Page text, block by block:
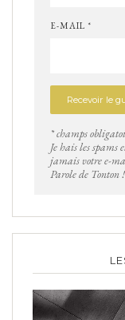
E-MAIL *
* champs
Je hais les
jamais votre e-
Parole de Tonton !